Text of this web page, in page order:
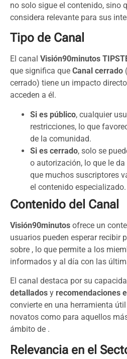
no solo sigue el contenido, sino
considera relevante para sus
Tipo de Canal
El canal Visión90minutos
que significa que Canal cerrado
cerrado) tiene un impacto
acceden a él.
Si es público, cualquier
restricciones, lo que
de la comunidad.
Si es cerrado, solo se
o autorización, lo que le
que muchos suscriptores
el contenido especializado.
Contenido del Canal
Visión90minutos ofrece un
usuarios pueden esperar recibir
sobre , lo que permite a los
informados y al día con las
El canal destaca por su
detallados y recomendaciones
convierte en una herramienta
novatos como para aquellos
ámbito de .
Relevancia en el